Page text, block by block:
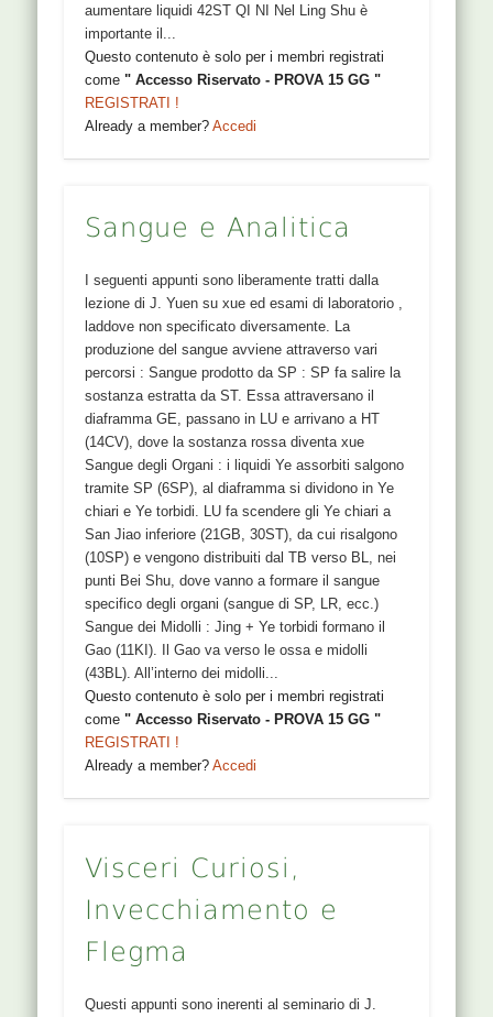
aumentare liquidi 42ST QI NI Nel Ling Shu è
importante il...
Questo contenuto è solo per i membri registrati
come" Accesso Riservato - PROVA 15 GG "
REGISTRATI !
Already a member?Accedi
Sangue e Analitica
I seguenti appunti sono liberamente tratti dalla
lezione di J. Yuen su xue ed esami di laboratorio ,
laddove non specificato diversamente. La
produzione del sangue avviene attraverso vari
percorsi : Sangue prodotto da SP : SP fa salire la
sostanza estratta da ST. Essa attraversano il
diaframma GE, passano in LU e arrivano a HT
(14CV), dove la sostanza rossa diventa xue
Sangue degli Organi : i liquidi Ye assorbiti salgono
tramite SP (6SP), al diaframma si dividono in Ye
chiari e Ye torbidi. LU fa scendere gli Ye chiari a
San Jiao inferiore (21GB, 30ST), da cui risalgono
(10SP) e vengono distribuiti dal TB verso BL, nei
punti Bei Shu, dove vanno a formare il sangue
specifico degli organi (sangue di SP, LR, ecc.)
Sangue dei Midolli : Jing + Ye torbidi formano il
Gao (11KI). Il Gao va verso le ossa e midolli
(43BL). All’interno dei midolli...
Questo contenuto è solo per i membri registrati
come" Accesso Riservato - PROVA 15 GG "
REGISTRATI !
Already a member?Accedi
Visceri Curiosi,
Invecchiamento e
Flegma
Questi appunti sono inerenti al seminario di J.